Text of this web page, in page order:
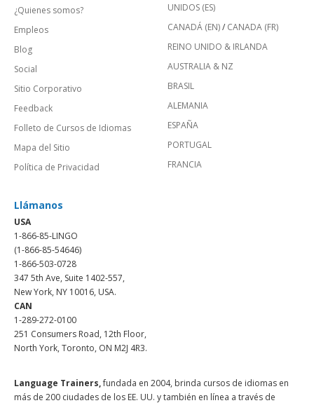
¿Quienes somos?
Empleos
Blog
Social
Sitio Corporativo
Feedback
Folleto de Cursos de Idiomas
Mapa del Sitio
Política de Privacidad
UNIDOS (ES)
CANADÁ (EN)/ CANADA (FR)
REINO UNIDO & IRLANDA
AUSTRALIA & NZ
BRASIL
ALEMANIA
ESPAÑA
PORTUGAL
FRANCIA
Llámanos
USA
1-866-85-LINGO
(1-866-85-54646)
1-866-503-0728
347 5th Ave, Suite 1402-557,
New York, NY 10016, USA.
CAN
1-289-272-0100
251 Consumers Road, 12th Floor,
North York, Toronto, ON M2J 4R3.
Language Trainers,fundada en 2004, brinda cursos de idiomas en
más de 200 ciudades de los EE. UU. y también en línea a través de